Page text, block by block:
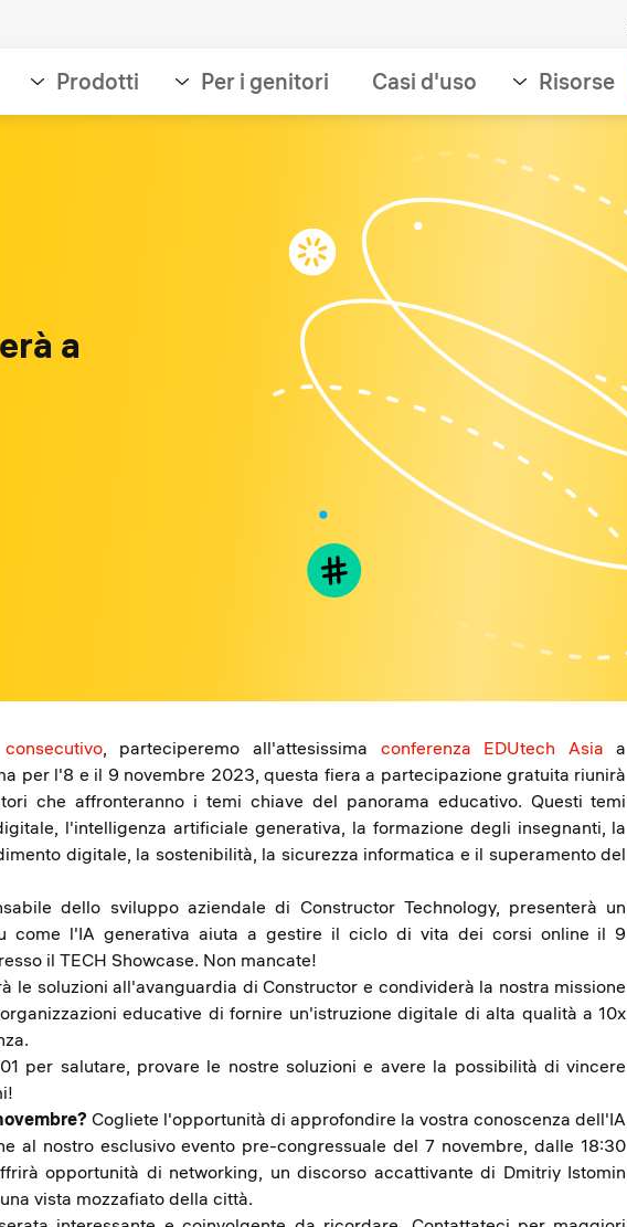
Prodotti Per i genitori Casi d'uso Risorse
a
, parteciperemo all'attesissima conferenza EDUtech Asia a
per l'8 e il 9 novembre 2023, questa fiera a partecipazione gratuita riunirà
che affronteranno i temi chiave del panorama educativo. Questi temi
l'intelligenza artificiale generativa, la formazione degli insegnanti, la
digitale, la sostenibilità, la sicurezza informatica e il superamento del
dello sviluppo aziendale di Constructor Technology, presenterà un
come l'IA generativa aiuta a gestire il ciclo di vita dei corsi online il 9
il TECH Showcase. Non mancate!
le soluzioni all'avanguardia di Constructor e condividerà la nostra missione
educative di fornire un'istruzione digitale di alta qualità a 10x
per salutare, provare le nostre soluzioni e avere la possibilità di vincere
Cogliete l'opportunità di approfondire la vostra conoscenza dell'IA
al nostro esclusivo evento pre-congressuale del 7 novembre, dalle 18:30
opportunità di networking, un discorso accattivante di Dmitriy Istomin
vista mozzafiato della città.